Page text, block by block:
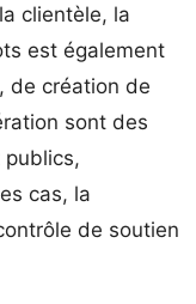
clientèle, la
est également
de création de
sont des
cas, la
de soutien